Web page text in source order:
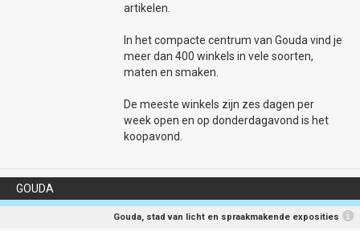
hebben op onze samenleving. Het programma bevat een
eert de kracht, strijd en creativiteit van Afrikaanse en inheemse
voorouders. Met optredens en bijdragen van onder anderen
Manu van Kersbergen, kawinaband Combinatie XVI en spreker
inspirerende en betekenisvolle viering te worden.
Hier of op deze sitewww.30juni1juli-gouda.nlkunt u het volledige
programma bekijken.
Meld u gratis aan! Dit is belangrijk, zodat we weten hoeveel
artikelen.
In het compacte centrum van Gouda vind je
meer dan 400 winkels in vele soorten,
maten en smaken.
De meeste winkels zijn zes dagen per
week open en op donderdagavond is het
koopavond.
GOUDA
Gouda, stad van licht en spraakmakende exposities